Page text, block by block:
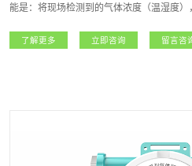
能是：将现场检测到的气体浓度（温湿度
上位机进行统一显示管理和控制，从而组
了解更多 立即咨询 留言咨